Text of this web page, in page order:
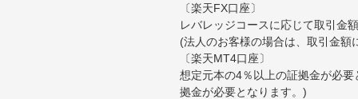
〔楽天FX口座〕
レバレッジコースに応じて取引金
(法人のお客様の場合は、取引金
〔楽天MT4口座〕
想定元本の4％以上の証拠金が必
拠金が必要となります。)